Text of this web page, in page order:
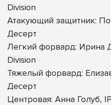
Division
Атакующий защитник:
Десерт
Легкий форвард: Ирина
Division
Тяжелый форвард:
Десерт
Центровая: Анна Голуб,